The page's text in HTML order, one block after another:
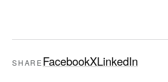
SHARE FacebookXLinkedIn